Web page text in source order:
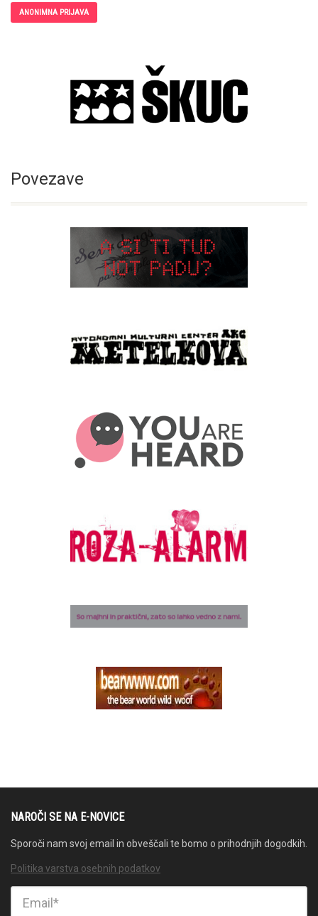
ANONIMNA PRIJAVA
Povezave
NAROČI SE NA E-NOVICE
Sporoči nam svoj email in obveščali te bomo o prihodnjih dogodkih.
Politika varstva osebnih podatkov